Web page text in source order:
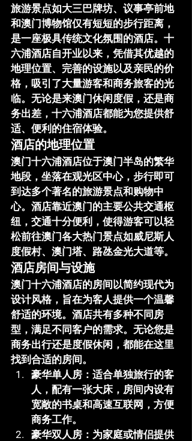
旅游景点如大三巴牌坊、议事亭前地
和澳门博物馆仅有短短的步行距离，
是一座极具传统文化氛围的酒店。十
六浦酒店自开业以来，凭借其优越的
地理位置、完善的设施以及亲民的价
格，吸引了大量游客和商务旅客的光
临。无论是来澳门休闲度假，还是商
务出差，十六浦酒店都能为您提供舒
适、便利的住宿体验。
酒店的地理位置
澳门十六浦酒店位于澳门半岛的繁华
地段，坐落在观光区中心，步行即可
到达多个著名的旅游景点和购物中
心。酒店靠近澳门的主要公共交通枢
纽，交通十分便利，使得游客可以轻
松前往澳门各大热门景点如威尼斯人
度假村、澳门塔、路氹金光大道等。
酒店房间与设施
澳门十六浦酒店的房间以简约现代为
设计风格，旨在为客人提供一个温馨
舒适的环境。酒店共有多种不同房
型，满足不同客户的需求。无论您是
商务出行还是度假休闲，都能在这里
找到合适的房间。
豪华单人房 ：适合单独旅行的客
人，配有一张大床，房间内设有
宽敞的书桌和高速互联网，方便
商务工作。
豪华双人房 ：为家庭或情侣提供